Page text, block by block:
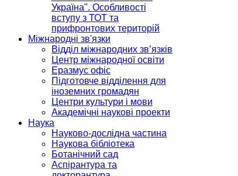
Україна". Особливості
вступу з ТОТ та
прифронтових територій
Міжнародні зв'язки
Відділ міжнародних зв’язків
Центр міжнародної освіти
Еразмус офіс
Підготовче відділення для
іноземних громадян
Центри культури і мови
Академічні наукові проекти
Наука
Науково-дослідна частина
Наукова бібліотека
Ботанічний сад
Аспірантура та